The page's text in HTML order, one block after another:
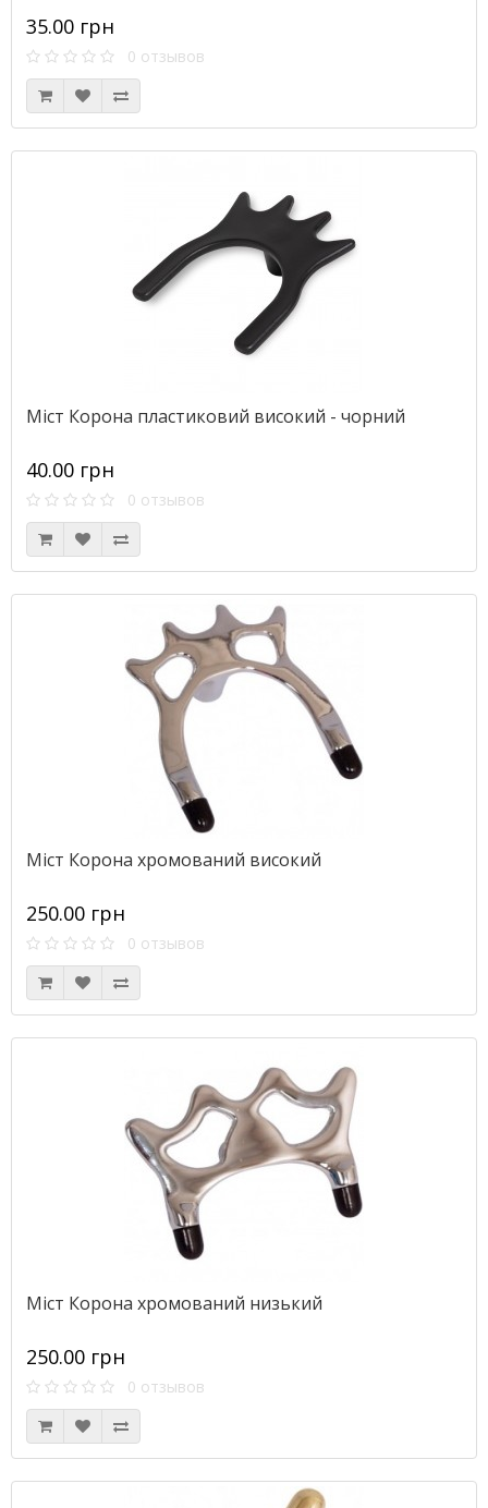
35.00 грн
0 отзывов
Міст Корона пластиковий високий - чорний
40.00 грн
0 отзывов
Міст Корона хромований високий
250.00 грн
0 отзывов
Міст Корона хромований низький
250.00 грн
0 отзывов